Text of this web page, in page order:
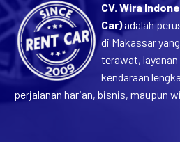
CV. Wira
Car)adalah
di Makassar
terawat,
kendaraan
perjalanan harian, bisnis, maupun